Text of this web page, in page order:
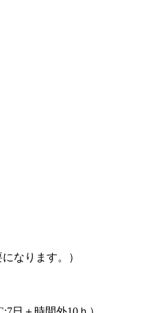
なります。）